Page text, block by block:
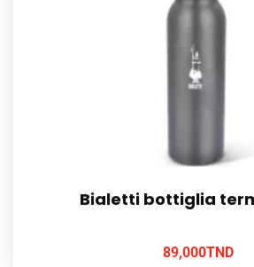
Bialetti bottiglia
89,000TND